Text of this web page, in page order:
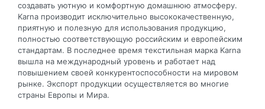
создавать уютную и комфортную домашнюю атмосферу.
Karna производит исключительно высококачественную,
приятную и полезную для использования продукцию,
полностью соответствующую российским и европейским
стандартам. В последнее время текстильная марка Karna
вышла на международный уровень и работает над
повышением своей конкурентоспособности на мировом
рынке. Экспорт продукции осуществляется во многие
страны Европы и Мира.